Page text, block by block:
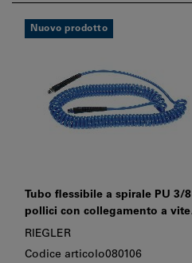
Nuovo prodotto
Tubo flessibile a spirale PU 3/8
pollici con collegamento a vite
ruotabile e protezione contro le
RIEGLER
Codice articolo080106